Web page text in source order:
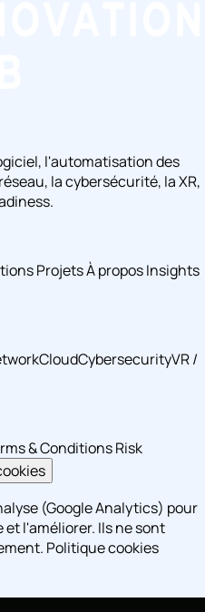
l'automatisation des
la cybersécurité, la XR,
ProjetsÀ proposInsights
CloudCybersecurityVR /
& ConditionsRisk
(Google Analytics) pour
l'améliorer. Ils ne sont
Politique cookies